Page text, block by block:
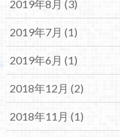
2019年8月 (3)
2019年7月 (1)
2019年6月 (1)
2018年12月 (2)
2018年11月 (1)